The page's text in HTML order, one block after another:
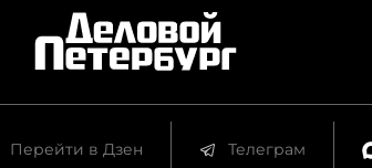
Перейти в Дзен Телеграм